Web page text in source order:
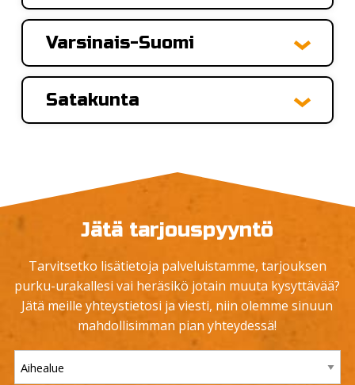
Varsinais-Suomi
Satakunta
Jätä tarjouspyyntö
Tarvitsetko lisätietoja palveluistamme, tarjouksen
purku-urakallesi vai heräsikö jotain muuta kysyttävää?
Jätä meille yhteystietosi ja viesti, niin olemme sinuun
mahdollisimman pian yhteydessä!